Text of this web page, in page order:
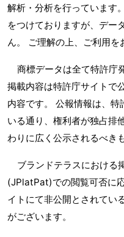
解析・分析を行っています
をつけておりますが、デー
ん。 ご理解の上、ご利用を
商標データは全て特許庁
掲載内容は特許庁サイトで
内容です。 公報情報は、特
いる通り、権利者が独占排
わりに広く公示されるべき
ブランドテラスにおける
(JPlatPat)での閲覧可否に
イトにて非公開とされてい
がございます。